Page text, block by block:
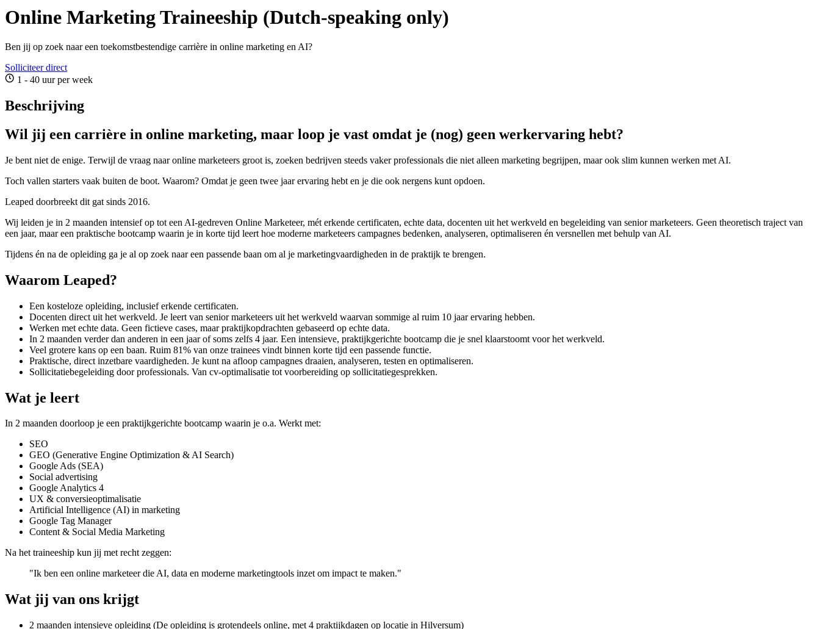
Online Marketing Traineeship (Dutch-speaking only)
Ben jij op zoek naar een toekomstbestendige carrière in online marketing en AI?
Solliciteer direct
1 - 40 uur per week
Beschrijving
Wil jij een carrière in online marketing, maar loop je vast omdat je (nog) geen werkervaring hebt?
Je bent niet de enige. Terwijl de vraag naar online marketeers groot is, zoeken bedrijven steeds vaker professionals die niet alleen marketing begrijpen, maar ook slim kunnen werken met AI.
Toch vallen starters vaak buiten de boot. Waarom? Omdat je geen twee jaar ervaring hebt en je die ook nergens kunt opdoen.
Leaped doorbreekt dit gat sinds 2016.
Wij leiden je in 2 maanden intensief op tot een AI-gedreven Online Marketeer, mét erkende certificaten, echte data, docenten uit het werkveld en begeleiding van senior marketeers. Geen theoretisch traject van
een jaar, maar een praktische bootcamp waarin je in korte tijd leert hoe moderne marketeers campagnes bedenken, analyseren, optimaliseren én versnellen met behulp van AI.
Tijdens én na de opleiding ga je al op zoek naar een passende baan om al je marketingvaardigheden in de praktijk te brengen.
Waarom Leaped?
Een kosteloze opleiding, inclusief erkende certificaten.
Docenten direct uit het werkveld. Je leert van senior marketeers uit het werkveld waarvan sommige al ruim 10 jaar ervaring hebben.
Werken met echte data. Geen fictieve cases, maar praktijkopdrachten gebaseerd op echte data.
In 2 maanden verder dan anderen in een jaar of soms zelfs 4 jaar. Een intensieve, praktijkgerichte bootcamp die je snel klaarstoomt voor het werkveld.
Veel grotere kans op een baan. Ruim 81% van onze trainees vindt binnen korte tijd een passende functie.
Praktische, direct inzetbare vaardigheden. Je kunt na afloop campagnes draaien, analyseren, testen en optimaliseren.
Sollicitatiebegeleiding door professionals. Van cv-optimalisatie tot voorbereiding op sollicitatiegesprekken.
Wat je leert
In 2 maanden doorloop je een praktijkgerichte bootcamp waarin je o.a. Werkt met:
SEO
GEO (Generative Engine Optimization & AI Search)
Google Ads (SEA)
Social advertising
Google Analytics 4
UX & conversieoptimalisatie
Artificial Intelligence (AI) in marketing
Google Tag Manager
Content & Social Media Marketing
Na het traineeship kun jij met recht zeggen:
"Ik ben een online marketeer die AI, data en moderne marketingtools inzet om impact te maken."
Wat jij van ons krijgt
2 maanden intensieve opleiding (De opleiding is grotendeels online, met 4 praktijkdagen op locatie in Hilversum)